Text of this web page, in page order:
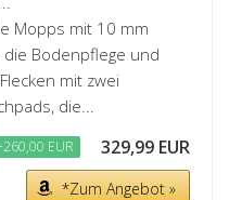
Mopps mit 10 mm
Bodenpflege und
mit zwei
die...
EUR 329,99 EUR
*Zum Angebot »